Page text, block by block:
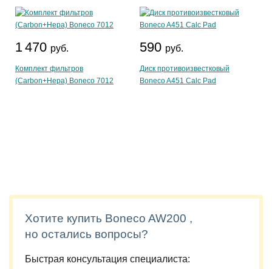
1 470 руб.
Комплект фильтров
(Carbon+Hepa) Boneco 7012
590 руб.
Диск противоизвестковый
Boneco A451 Calc Pad
Хотите купить Boneco AW200 ,
но остались вопросы?
Быстрая консультация специалиста: